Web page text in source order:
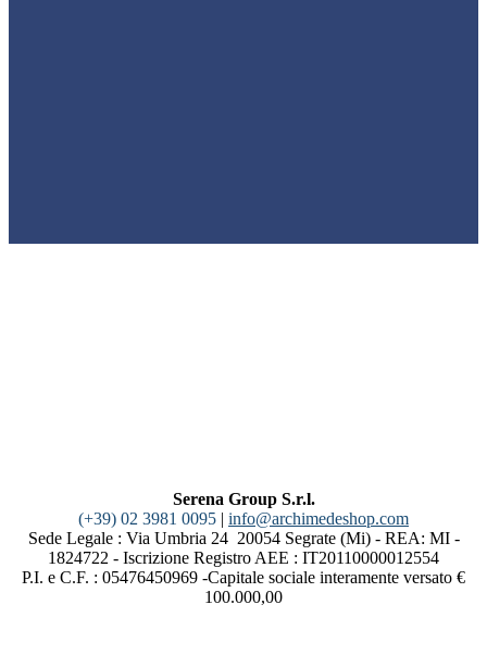
Serena Group S.r.l.
(+39) 02 3981 0095 | info@archimedeshop.com
Sede Legale : Via Umbria 24 20054 Segrate (Mi) - REA: MI -
1824722 - Iscrizione Registro AEE : IT20110000012554
P.I. e C.F. : 05476450969 -Capitale sociale interamente versato €
100.000,00